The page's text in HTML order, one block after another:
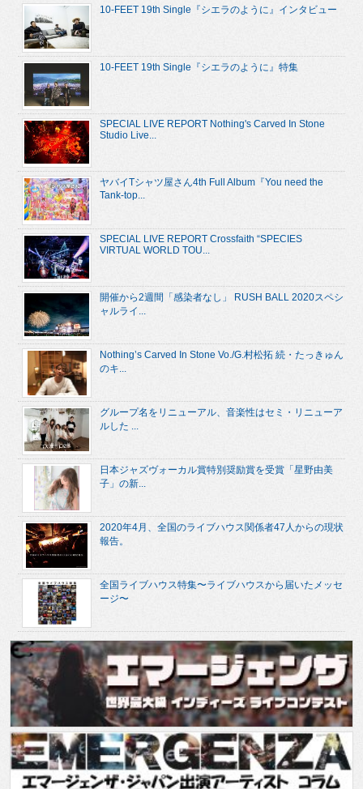
10-FEET 19th Single『シエラのように』インタビュー
10-FEET 19th Single『シエラのように』特集
SPECIAL LIVE REPORT Nothing's Carved In Stone
Studio Live...
ヤバイTシャツ屋さん4th Full Album『You need the
Tank-top...
SPECIAL LIVE REPORT Crossfaith “SPECIES
VIRTUAL WORLD TOU...
開催から2週間「感染者なし」 RUSH BALL 2020スペシ
ャルライ...
Nothing’s Carved In Stone Vo./G.村松拓 続・たっきゅん
のキ...
グループ名をリニューアル、音楽性はセミ・リニューア
ルした ...
日本ジャズヴォーカル賞特別奨励賞を受賞「星野由美
子」の新...
2020年4月、全国のライブハウス関係者47人からの現状
報告。
全国ライブハウス特集〜ライブハウスから届いたメッセ
ージ〜